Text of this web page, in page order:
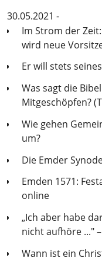
30.05.2021 -
Im Strom der
wird neue
Er will stets
Was sagt die
Mitgeschöpfen?
Wie gehen
um?
Die Emder
Emden 1571:
online
„Ich aber habe
nicht aufhöre ..."
Wann ist ein